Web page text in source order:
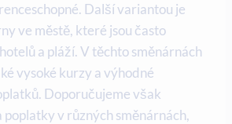
Další variantou je
ve městě, které jsou často
a pláží. V těchto směnárnách
vysoké kurzy a výhodné
Doporučujeme však
v různých směnárnách,